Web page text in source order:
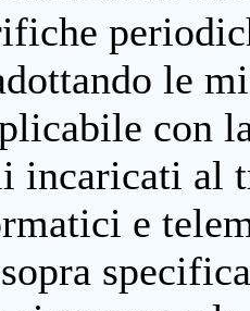
le
con
incaricati al
e